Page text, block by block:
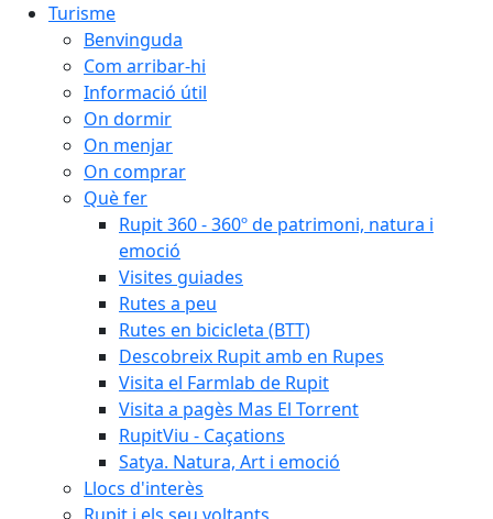
Turisme
Benvinguda
Com arribar-hi
Informació útil
On dormir
On menjar
On comprar
Què fer
Rupit 360 - 360º de patrimoni, natura i
emoció
Visites guiades
Rutes a peu
Rutes en bicicleta (BTT)
Descobreix Rupit amb en Rupes
Visita el Farmlab de Rupit
Visita a pagès Mas El Torrent
RupitViu - Caçations
Satya. Natura, Art i emoció
Llocs d'interès